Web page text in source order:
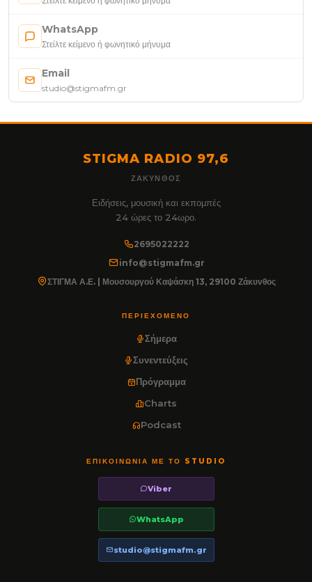
WhatsApp
Στείλτε κείμενο ή φωνητικό μήνυμα
Email
studio@stigmafm.gr
STIGMA RADIO 97,6
ΖΆΚΥΝΘΟΣ
Ειδήσεις, μουσική και εκπομπές
24 ώρες το 24ωρο.
2695022222
info@stigmafm.gr
ΣΤΙΓΜΑ Α.Ε. | Μουσουργού Καψάσκη 13, 29100 Ζάκυνθος
ΠΕΡΙΕΧΌΜΕΝΟ
Σήμερα
Συνεντεύξεις
Πρόγραμμα
Charts
Podcast
ΕΠΙΚΟΙΝΩΝΊΑ ΜΕ ΤΟ STUDIO
Viber
WhatsApp
studio@stigmafm.gr